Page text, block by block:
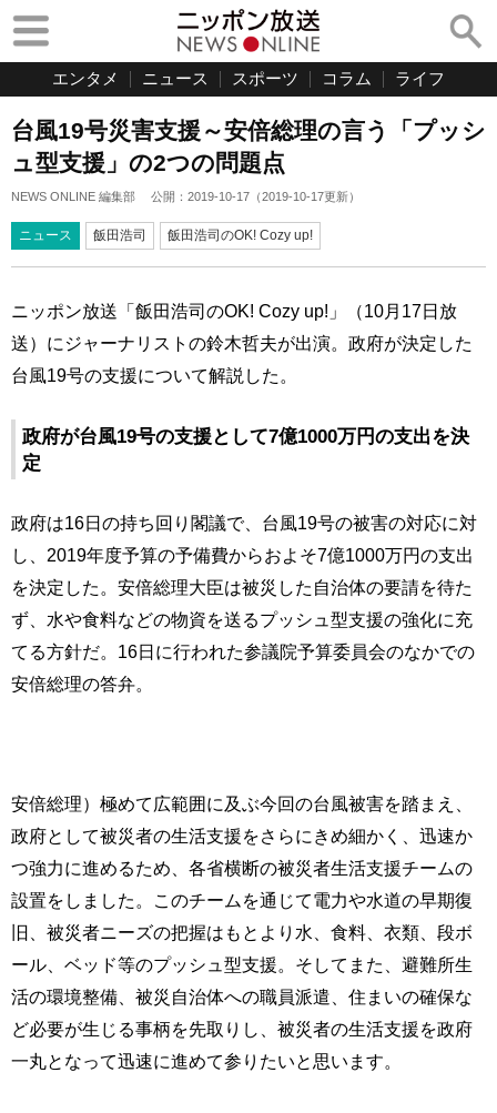
エンタメ ニュース スポーツ コラム ライフ
台風19号災害支援～安倍総理の言う「プッシ
ュ型支援」の2つの問題点
NEWS ONLINE 編集部 公開： 2019-10-17 （2019-10-17更新）
ニュース 飯田浩司 飯田浩司のOK! Cozy up!
ニッポン放送「飯田浩司のOK! Cozy up!」（10月17日放
送）にジャーナリストの鈴木哲夫が出演。政府が決定した
台風19号の支援について解説した。
政府が台風19号の支援として7億1000万円の支出を決
定
政府は16日の持ち回り閣議で、台風19号の被害の対応に対
し、2019年度予算の予備費からおよそ7億1000万円の支出
を決定した。安倍総理大臣は被災した自治体の要請を待た
ず、水や食料などの物資を送るプッシュ型支援の強化に充
てる方針だ。16日に行われた参議院予算委員会のなかでの
安倍総理の答弁。
安倍総理）極めて広範囲に及ぶ今回の台風被害を踏まえ、
政府として被災者の生活支援をさらにきめ細かく、迅速か
つ強力に進めるため、各省横断の被災者生活支援チームの
設置をしました。このチームを通じて電力や水道の早期復
旧、被災者ニーズの把握はもとより水、食料、衣類、段ボ
ール、ベッド等のプッシュ型支援。そしてまた、避難所生
活の環境整備、被災自治体への職員派遣、住まいの確保な
ど必要が生じる事柄を先取りし、被災者の生活支援を政府
一丸となって迅速に進めて参りたいと思います。